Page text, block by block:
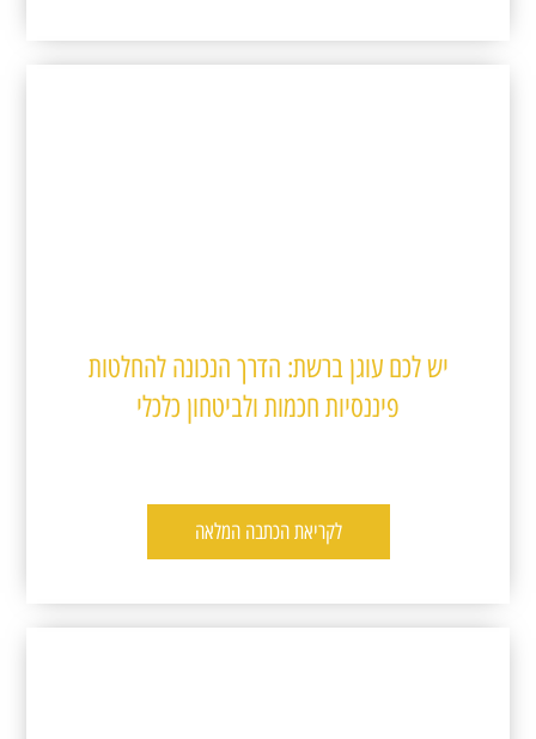
יש לכם עוגן ברשת: הדרך הנכונה להחלטות
פיננסיות חכמות ולביטחון כלכלי
לקריאת הכתבה המלאה